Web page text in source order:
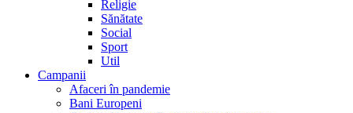
Religie
Sănătate
Social
Sport
Util
Campanii
Afaceri în pandemie
Bani Europeni